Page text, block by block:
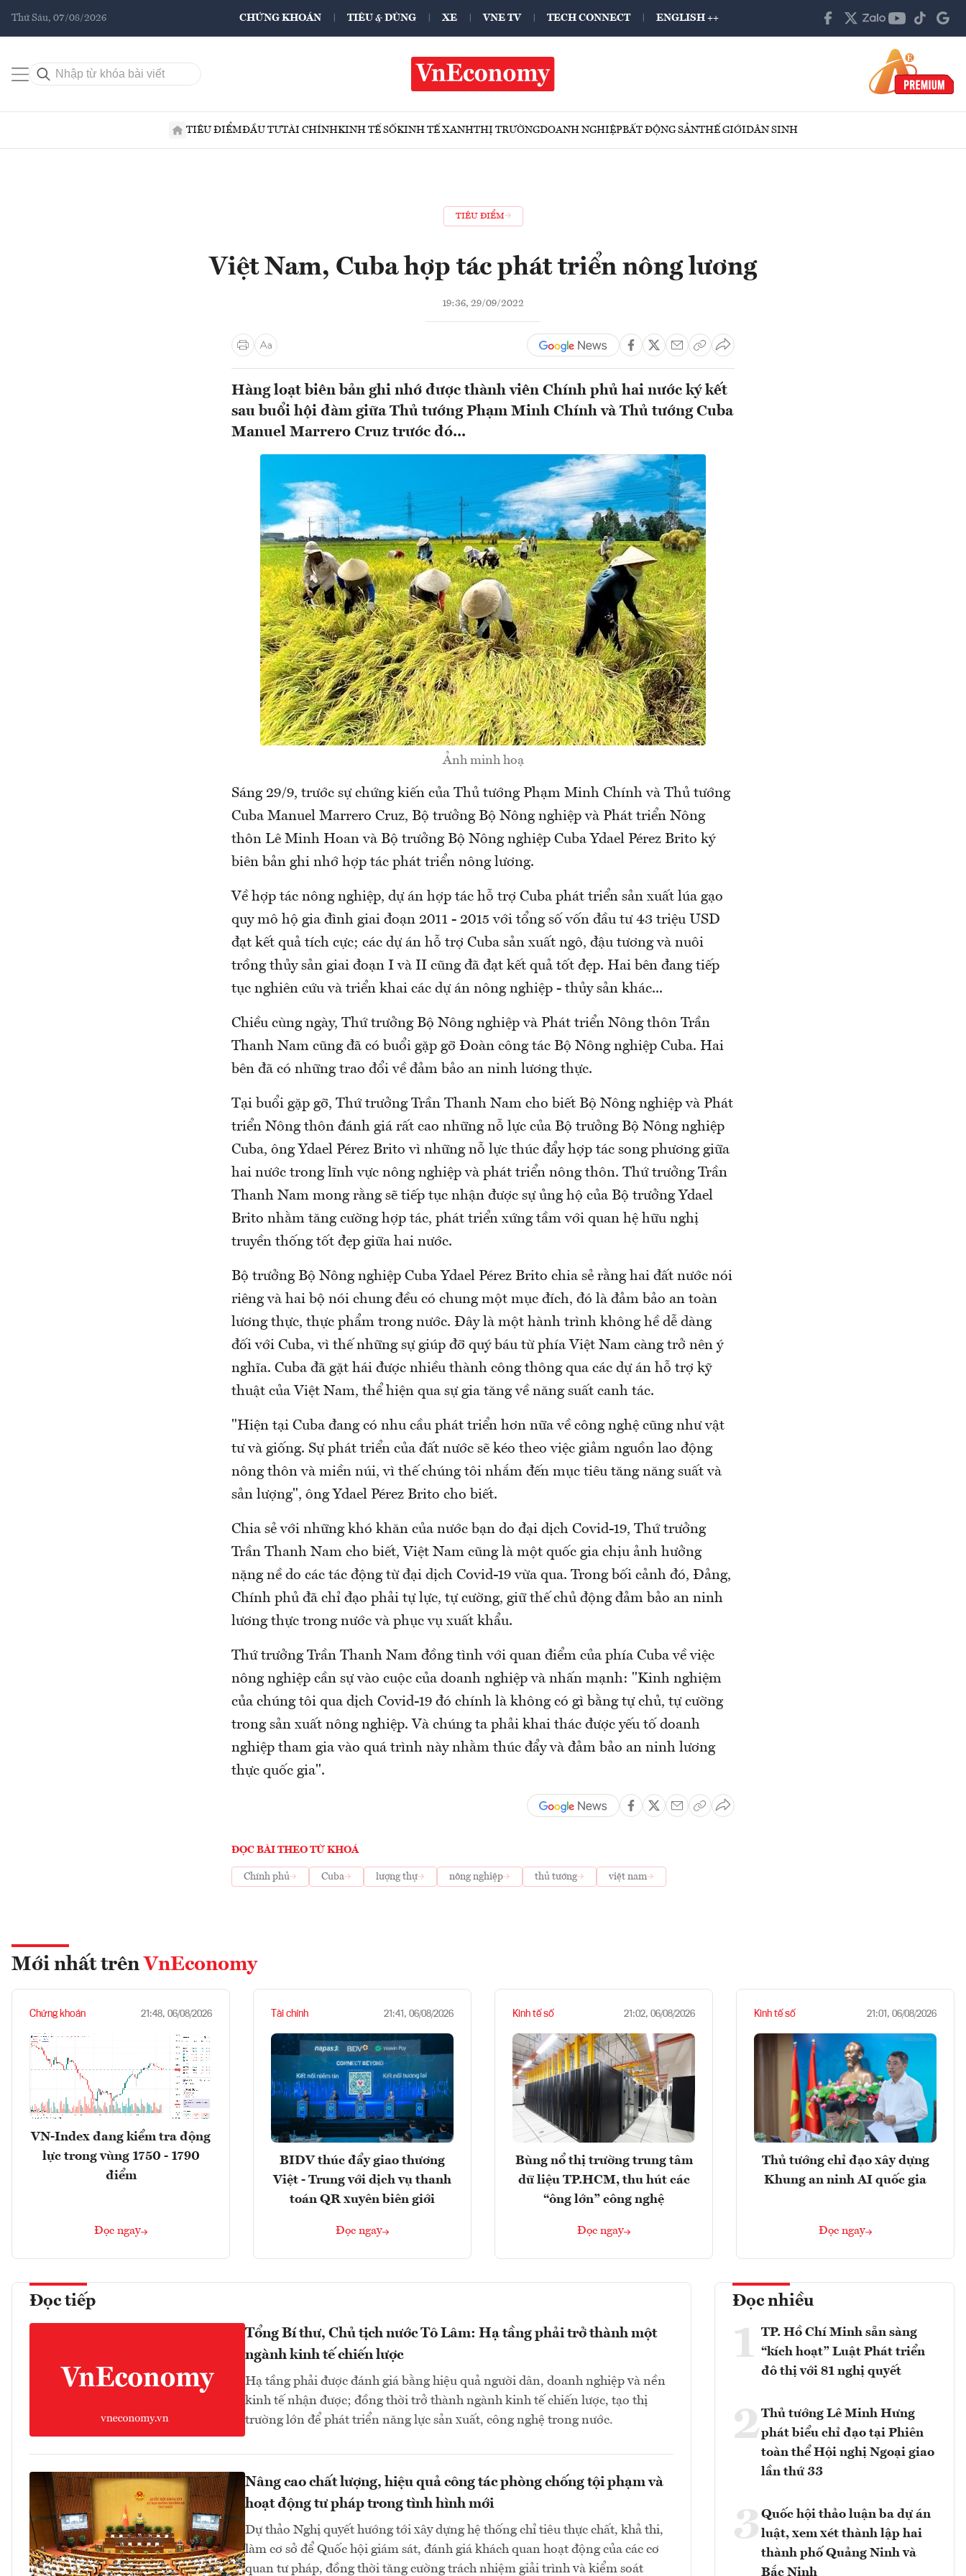
Thứ Sáu, 07/08/2026 CHỨNG KHOÁN TIÊU & DÙNG XE VNE TV TECH CONNECT ENGLISH ++
TIÊU ĐIỂMĐẦU TƯTÀI CHÍNHKINH TẾ SỐKINH TẾ XANHTHỊ TRƯỜNGDOANH NGHIỆPBẤT ĐỘNG SẢNTHẾ GIỚIDÂN SINH
TIÊU ĐIỂM
Việt Nam, Cuba hợp tác phát triển nông lương
19:36, 29/09/2022
Hàng loạt biên bản ghi nhớ được thành viên Chính phủ hai nước ký kết
sau buổi hội đàm giữa Thủ tướng Phạm Minh Chính và Thủ tướng Cuba
Manuel Marrero Cruz trước đó...
Ảnh minh hoạ
Sáng 29/9, trước sự chứng kiến của Thủ tướng Phạm Minh Chính và Thủ tướng
Cuba Manuel Marrero Cruz, Bộ trưởng Bộ Nông nghiệp và Phát triển Nông
thôn Lê Minh Hoan và Bộ trưởng Bộ Nông nghiệp Cuba Ydael Pérez Brito ký
biên bản ghi nhớ hợp tác phát triển nông lương.
Về hợp tác nông nghiệp, dự án hợp tác hỗ trợ Cuba phát triển sản xuất lúa gạo
quy mô hộ gia đình giai đoạn 2011 - 2015 với tổng số vốn đầu tư 43 triệu USD
đạt kết quả tích cực; các dự án hỗ trợ Cuba sản xuất ngô, đậu tương và nuôi
trồng thủy sản giai đoạn I và II cũng đã đạt kết quả tốt đẹp. Hai bên đang tiếp
tục nghiên cứu và triển khai các dự án nông nghiệp - thủy sản khác...
Chiều cùng ngày, Thứ trưởng Bộ Nông nghiệp và Phát triển Nông thôn Trần
Thanh Nam cũng đã có buổi gặp gỡ Đoàn công tác Bộ Nông nghiệp Cuba. Hai
bên đã có những trao đổi về đảm bảo an ninh lương thực.
Tại buổi gặp gỡ, Thứ trưởng Trần Thanh Nam cho biết Bộ Nông nghiệp và Phát
triển Nông thôn đánh giá rất cao những nỗ lực của Bộ trưởng Bộ Nông nghiệp
Cuba, ông Ydael Pérez Brito vì những nỗ lực thúc đẩy hợp tác song phương giữa
hai nước trong lĩnh vực nông nghiệp và phát triển nông thôn. Thứ trưởng Trần
Thanh Nam mong rằng sẽ tiếp tục nhận được sự ủng hộ của Bộ trưởng Ydael
Brito nhằm tăng cường hợp tác, phát triển xứng tầm với quan hệ hữu nghị
truyền thống tốt đẹp giữa hai nước.
Bộ trưởng Bộ Nông nghiệp Cuba Ydael Pérez Brito chia sẻ rằng hai đất nước nói
riêng và hai bộ nói chung đều có chung một mục đích, đó là đảm bảo an toàn
lương thực, thực phẩm trong nước. Đây là một hành trình không hề dễ dàng
đối với Cuba, vì thế những sự giúp đỡ quý báu từ phía Việt Nam càng trở nên ý
nghĩa. Cuba đã gặt hái được nhiều thành công thông qua các dự án hỗ trợ kỹ
thuật của Việt Nam, thể hiện qua sự gia tăng về năng suất canh tác.
"Hiện tại Cuba đang có nhu cầu phát triển hơn nữa về công nghệ cũng như vật
tư và giống. Sự phát triển của đất nước sẽ kéo theo việc giảm nguồn lao động
nông thôn và miền núi, vì thế chúng tôi nhắm đến mục tiêu tăng năng suất và
sản lượng", ông Ydael Pérez Brito cho biết.
Chia sẻ với những khó khăn của nước bạn do đại dịch Covid-19, Thứ trưởng
Trần Thanh Nam cho biết, Việt Nam cũng là một quốc gia chịu ảnh hưởng
nặng nề do các tác động từ đại dịch Covid-19 vừa qua. Trong bối cảnh đó, Đảng,
Chính phủ đã chỉ đạo phải tự lực, tự cường, giữ thế chủ động đảm bảo an ninh
lương thực trong nước và phục vụ xuất khẩu.
Thứ trưởng Trần Thanh Nam đồng tình với quan điểm của phía Cuba về việc
nông nghiệp cần sự vào cuộc của doanh nghiệp và nhấn mạnh: "Kinh nghiệm
của chúng tôi qua dịch Covid-19 đó chính là không có gì bằng tự chủ, tự cường
trong sản xuất nông nghiệp. Và chúng ta phải khai thác được yếu tố doanh
nghiệp tham gia vào quá trình này nhằm thúc đẩy và đảm bảo an ninh lương
thực quốc gia".
ĐỌC BÀI THEO TỪ KHOÁ
Chính phủ Cuba lượng thự nông nghiệp thủ tướng việt nam
Mới nhất trên VnEconomy
Chứng khoán 21:48, 06/08/2026
VN-Index đang kiểm tra động
lực trong vùng 1750 - 1790
điểm
Đọc ngay
Tài chính 21:41, 06/08/2026
BIDV thúc đẩy giao thương
Việt - Trung với dịch vụ thanh
toán QR xuyên biên giới
Đọc ngay
Kinh tế số 21:02, 06/08/2026
Bùng nổ thị trường trung tâm
dữ liệu TP.HCM, thu hút các
“ông lớn” công nghệ
Đọc ngay
Kinh tế số 21:01, 06/08/2026
Thủ tướng chỉ đạo xây dựng
Khung an ninh AI quốc gia
Đọc ngay
Đọc tiếp
Tổng Bí thư, Chủ tịch nước Tô Lâm: Hạ tầng phải trở thành một
ngành kinh tế chiến lược
Hạ tầng phải được đánh giá bằng hiệu quả người dân, doanh nghiệp và nền
kinh tế nhận được; đồng thời trở thành ngành kinh tế chiến lược, tạo thị
trường lớn để phát triển năng lực sản xuất, công nghệ trong nước.
Nâng cao chất lượng, hiệu quả công tác phòng chống tội phạm và
hoạt động tư pháp trong tình hình mới
Dự thảo Nghị quyết hướng tới xây dựng hệ thống chỉ tiêu thực chất, khả thi,
làm cơ sở để Quốc hội giám sát, đánh giá khách quan hoạt động của các cơ
quan tư pháp, đồng thời tăng cường trách nhiệm giải trình và kiểm soát
Đọc nhiều
1 TP. Hồ Chí Minh sẵn sàng
“kích hoạt” Luật Phát triển
đô thị với 81 nghị quyết
2Thủ tướng Lê Minh Hưng
phát biểu chỉ đạo tại Phiên
toàn thể Hội nghị Ngoại giao
lần thứ 33
3 Quốc hội thảo luận ba dự án
luật, xem xét thành lập hai
thành phố Quảng Ninh và
Bắc Ninh